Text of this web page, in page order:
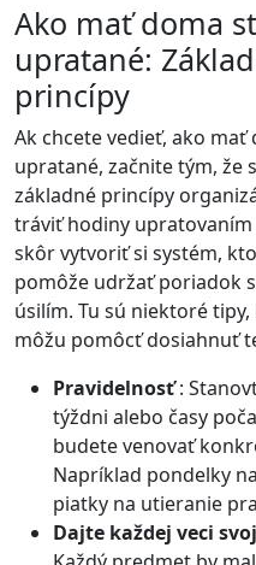
Ako mať doma
upratané:
princípy
Ak chcete vedieť, ako mať
upratané, začnite tým, že
základné princípy
tráviť hodiny upratovaním
skôr vytvoriť si systém,
pomôže udržať poriadok
úsilím. Tu sú niektoré
môžu pomôcť dosiahnuť
Pravidelnosť:
týždni alebo časy
budete venovať
Napríklad pondelky
piatky na utieranie
Dajte každej veci